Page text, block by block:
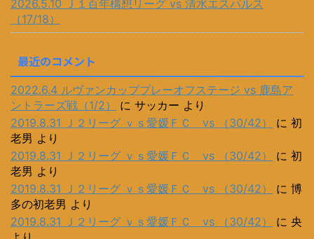
2026.5.10 Ｊ１百年構想リーグ vs 清水エスパルス
（17/18）
最近のコメント
2022.6.4 ルヴァンカッププレーオフステージ vs 鹿島ア
ントラーズ戦（1/2）
に サッカー より
2019.8.31 Ｊ２リーグ ｖｓ愛媛ＦＣ vs （30/42）
に 初
老男 より
2019.8.31 Ｊ２リーグ ｖｓ愛媛ＦＣ vs （30/42）
に 初
老男 より
2019.8.31 Ｊ２リーグ ｖｓ愛媛ＦＣ vs （30/42）
に 博
多の初老男 より
2019.8.31 Ｊ２リーグ ｖｓ愛媛ＦＣ vs （30/42）
に 央